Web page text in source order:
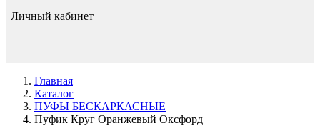
Личный кабинет
Главная
Каталог
ПУФЫ БЕСКАРКАСНЫЕ
Пуфик Круг Оранжевый Оксфорд